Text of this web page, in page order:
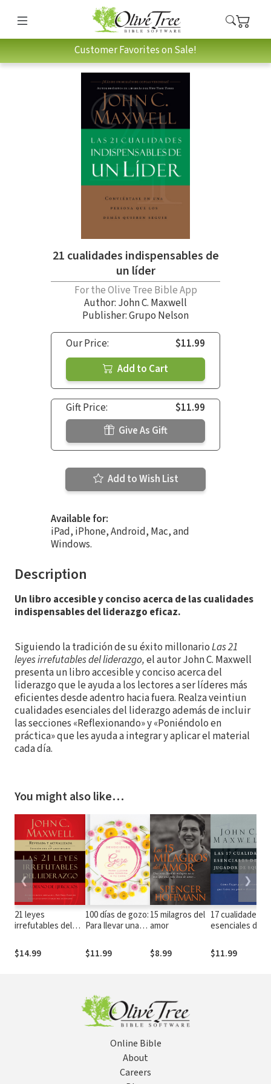
Customer Favorites on Sale!
21 cualidades indispensables de
un líder
For the Olive Tree Bible App
Author: John C. Maxwell
Publisher: Grupo Nelson
Our Price:
$11.99
Add to Cart
Gift Price:
$11.99
Give As Gift
Add to Wish List
Available for:
iPad, iPhone, Android, Mac, and
Windows.
Description
Un libro accesible y conciso acerca de las cualidades
indispensables del liderazgo eficaz.
Siguiendo la tradición de su éxito millonarioLas 21
leyes irrefutables del liderazgo,el autor John C. Maxwell
presenta un libro accesible y conciso acerca del
liderazgo que le ayuda a los lectores a ser líderes más
eficientes desde adentro hacia fuera. Realza veintiun
cualidades esenciales del liderazgo además de incluir
las secciones «Reflexionando» y «Poniéndolo en
práctica» que les ayuda a integrar y aplicar el material
cada día.
You might also like…
21 leyes
irrefutables del
cuaderno de
ejercicios:
$14.99
100 días de gozo:
Para llevar una
$11.99
15 milagros del
amor
$8.99
17 cualidades
esenciales de
equipo
$11.99
❮ ❯
Online Bible
About
Careers